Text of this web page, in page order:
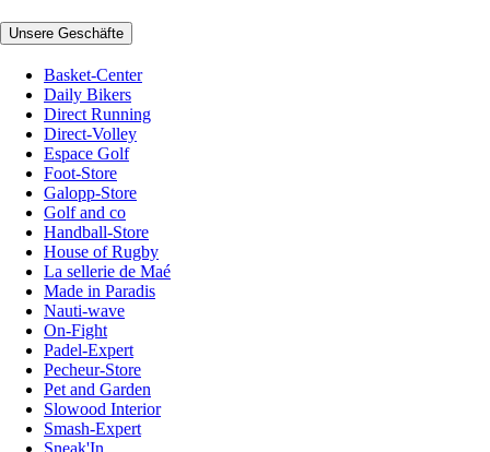
Unsere Geschäfte
Basket-Center
Daily Bikers
Direct Running
Direct-Volley
Espace Golf
Foot-Store
Galopp-Store
Golf and co
Handball-Store
House of Rugby
La sellerie de Maé
Made in Paradis
Nauti-wave
On-Fight
Padel-Expert
Pecheur-Store
Pet and Garden
Slowood Interior
Smash-Expert
Sneak'In